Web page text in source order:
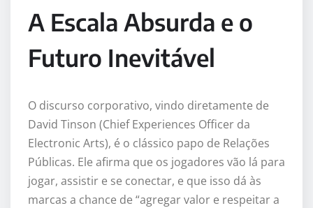
A Escala Absurda e o
Futuro Inevitável
O discurso corporativo, vindo diretamente de
David Tinson (Chief Experiences Officer da
Electronic Arts), é o clássico papo de Relações
Públicas. Ele afirma que os jogadores vão lá para
jogar, assistir e se conectar, e que isso dá às
marcas a chance de “agregar valor e respeitar a